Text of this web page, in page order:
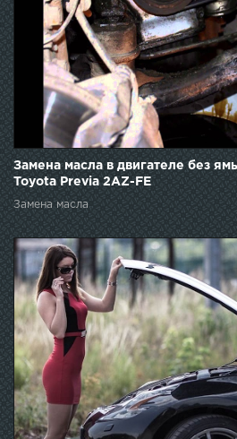
Замена масла в двигателе без
Toyota Previa 2AZ-FE
Замена масла